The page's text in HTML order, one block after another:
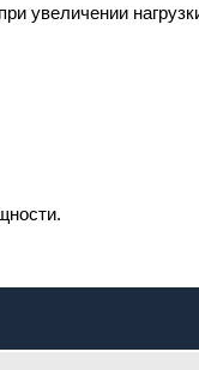
увеличении